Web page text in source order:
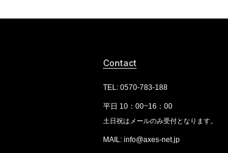
Contact
TEL: 0570-783-188
平日 10：00~16：00
土日祝はメールのみ受付となります。
MAIL: info@axes-net.jp